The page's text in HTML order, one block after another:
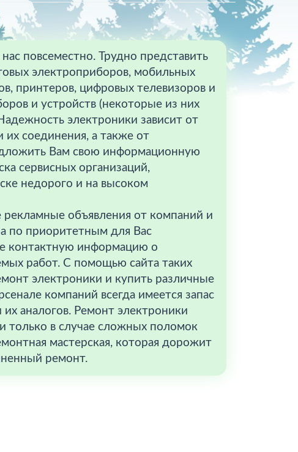
повсеместно. Трудно представить
электроприборов, мобильных
принтеров, цифровых телевизоров и
и устройств (некоторые из них
электроники зависит от
соединения, а также от
Вам свою информационную
сервисных организаций,
недорого и на высоком
объявления от компаний и
по приоритетным для Вас
контактную информацию о
работ. С помощью сайта таких
электроники и купить различные
компаний всегда имеется запас
аналогов. Ремонт электроники
только в случае сложных поломок
мастерская, которая дорожит
ремонт.